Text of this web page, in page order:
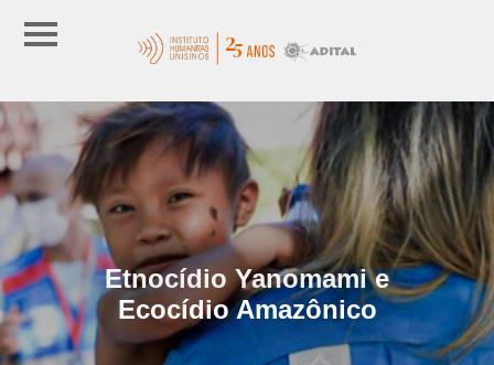
Etnocídio Yanomami e
Ecocídio Amazônico